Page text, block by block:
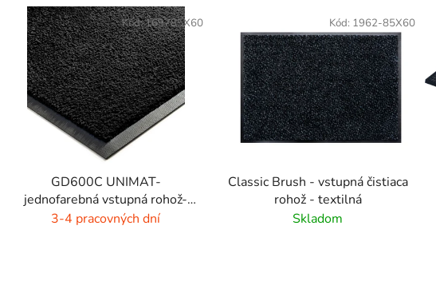
GD600C UNIMAT-
jednofarebná vstupná rohož-
žiarivé farby
3-4 pracovných dní
Kód:169785X60
Classic Brush - vstupná čistiaca
rohož - textilná
Skladom
Kód: 1962-85X60